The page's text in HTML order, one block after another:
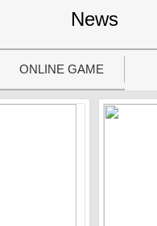
News
ONLINE GAME